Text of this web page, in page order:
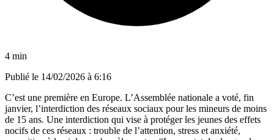
4 min
Publié le 14/02/2026 à 6:16
C’est une première en Europe. L’Assemblée nationale a voté, fin
janvier, l’interdiction des réseaux sociaux pour les mineurs de moins
de 15 ans. Une interdiction qui vise à protéger les jeunes des effets
nocifs de ces réseaux : trouble de l’attention, stress et anxiété,